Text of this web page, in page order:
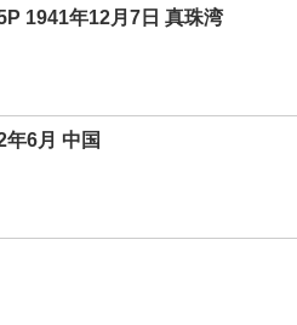
1941年12月7日 真珠湾
6月 中国